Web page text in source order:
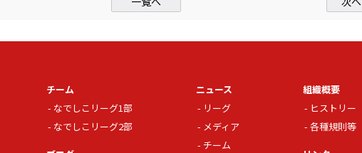
チーム
なでしこリーグ1部
なでしこリーグ2部
ニュース
リーグ
メディア
チーム
組織概要
ヒストリー
各種規則等